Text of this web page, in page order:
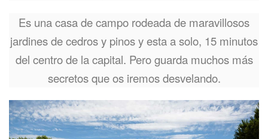
Es una casa de campo rodeada de maravillosos
jardines de cedros y pinos y esta a solo, 15 minutos
del centro de la capital. Pero guarda muchos más
secretos que os iremos desvelando.